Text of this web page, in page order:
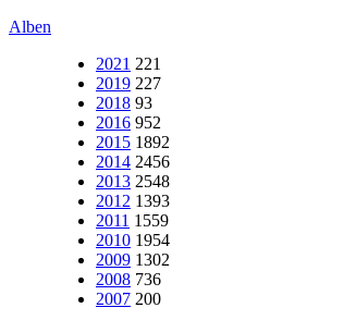
Alben
2021 221
2019 227
2018 93
2016 952
2015 1892
2014 2456
2013 2548
2012 1393
2011 1559
2010 1954
2009 1302
2008 736
2007 200